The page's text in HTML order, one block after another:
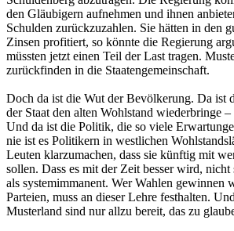
den Gläubigern aufnehmen und ihnen
Schulden zurückzuzahlen. Sie hätten in den
Zinsen profitiert, so könnte die Regierung
müssten jetzt einen Teil der Last tragen.
zurückfinden in die Staatengemeinschaft.
Doch da ist die Wut der Bevölkerung. Da ist
der Staat den alten Wohlstand wiederbringe
Und da ist die Politik, die so viele
nie ist es Politikern in westlichen
Leuten klarzumachen, dass sie künftig mit
sollen. Dass es mit der Zeit besser wird, nicht
als systemimmanent. Wer Wahlen gewinnen
Parteien, muss an dieser Lehre festhalten.
Musterland sind nur allzu bereit, das zu